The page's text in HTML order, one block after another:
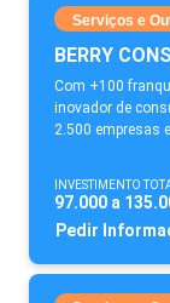
Serviços e
BERRY
Com +100
inovador de
2.500 empresas
INVESTIMENTO
97.000 a
Pedir